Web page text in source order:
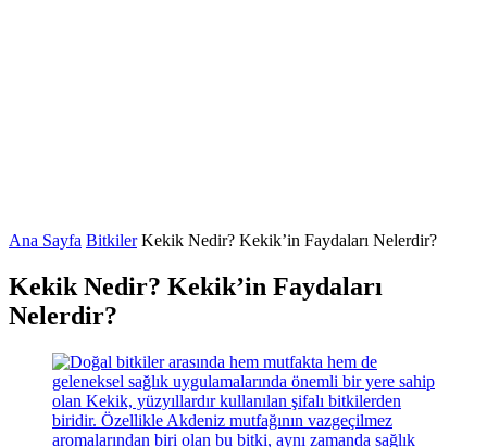
Ana Sayfa Bitkiler Kekik Nedir? Kekik’in Faydaları Nelerdir?
Kekik Nedir? Kekik’in Faydaları
Nelerdir?